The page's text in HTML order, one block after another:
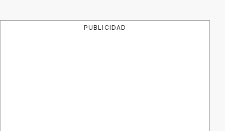
PUBLICIDAD